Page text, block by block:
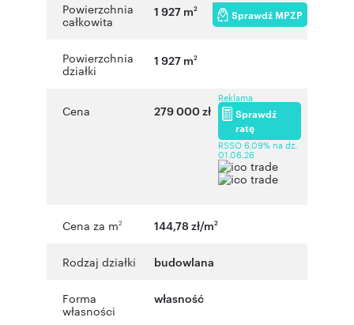
Powierzchnia
całkowita
1 927 m2 Sprawdź MPZP
Powierzchnia
działki
1 927 m2
Cena 279 000 zł
Reklama
Sprawdź
ratę
RSSO 6,09% na dz.
01.06.26
Cena za m2 144,78 zł/m2
Rodzaj działki budowlana
Forma
własności
własność